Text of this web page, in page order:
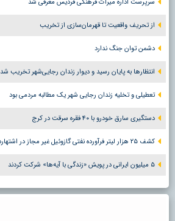
سرپرست اداره میراث فرهنگی فردیس معرفی شد
از تحریف واقعیت تا قهرمان‌سازی از تخریب
دشمن توان جنگ ندارد
انتظارها به پایان رسید و دیوار زندان رجایی‌شهر تخریب شد
تعطیلی و تخلیه زندان رجایی شهر یک مطالبه مردمی بود
دستگیری سارق خودرو با ۴۰ فقره سرقت در کرج
کشف ۲۵ هزار لیتر فرآورده نفتی گازوئیل غیر مجاز در اشتهارد
۵ میلیون ایرانی در پویش «زندگی با آیه‌ها» شرکت کردند